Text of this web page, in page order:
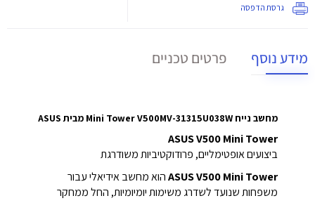
גרסת הדפסה
מידע נוסף פרטים טכניים
מחשב נייח Mini Tower V500MV-31315U038W מבית ASUS
ASUS V500 Mini Tower
ביצועים אופטימליים, פרודוקטיביות משודרגת
ASUS V500 Mini Towerהוא מחשב אידיאלי עבור
משפחות שנועד לשדרג משימות יומיומיות, החל ממחקר